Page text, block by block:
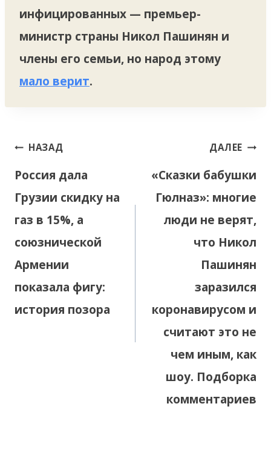
инфицированных — премьер-
министр страны Никол Пашинян и
члены его семьи, но народ этому
мало верит.
Навигация
записям
НАЗАД
Россия дала
Грузии скидку на
газ в 15%, а
союзнической
Армении
показала фигу:
история позора
ДАЛЕЕ
«Сказки бабушки
Гюлназ»: многие
люди не верят,
что Никол
Пашинян
заразился
коронавирусом и
считают это не
чем иным, как
шоу. Подборка
комментариев